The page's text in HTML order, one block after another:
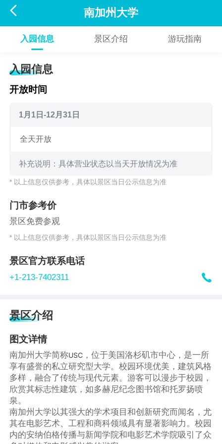
 南加州大学
入园信息 景区介绍 游玩指南
入园信息
开放时间
1月1日-12月31日
全天开放
补充说明：具体营业状态以当天开放情况为准
* 以上信息仅供参考，具体以景区当日公示信息为准
门市参考价
景区免费参观
* 以上信息仅供参考，具体以景区当日公示信息为准
景区官方联系电话
+1-213-7402311 
景区介绍
图文详情
南加州大学简称USC ，位于美国洛杉矶市中心，是一所
享有盛誉的私立研究型大学。校园环境优美，建筑风格
多样，融合了传统与现代元素。游客可以漫步于校园，
欣赏其标志性建筑，如多赫尼纪念图书馆和托罗扬喷
泉。
南加州大学以其强大的学术项目和创新研究而闻名，尤
其在电影艺术、工程和商科领域具有显著影响力。校园
内的安纳伯格传播与新闻学院和电影艺术学院吸引了众